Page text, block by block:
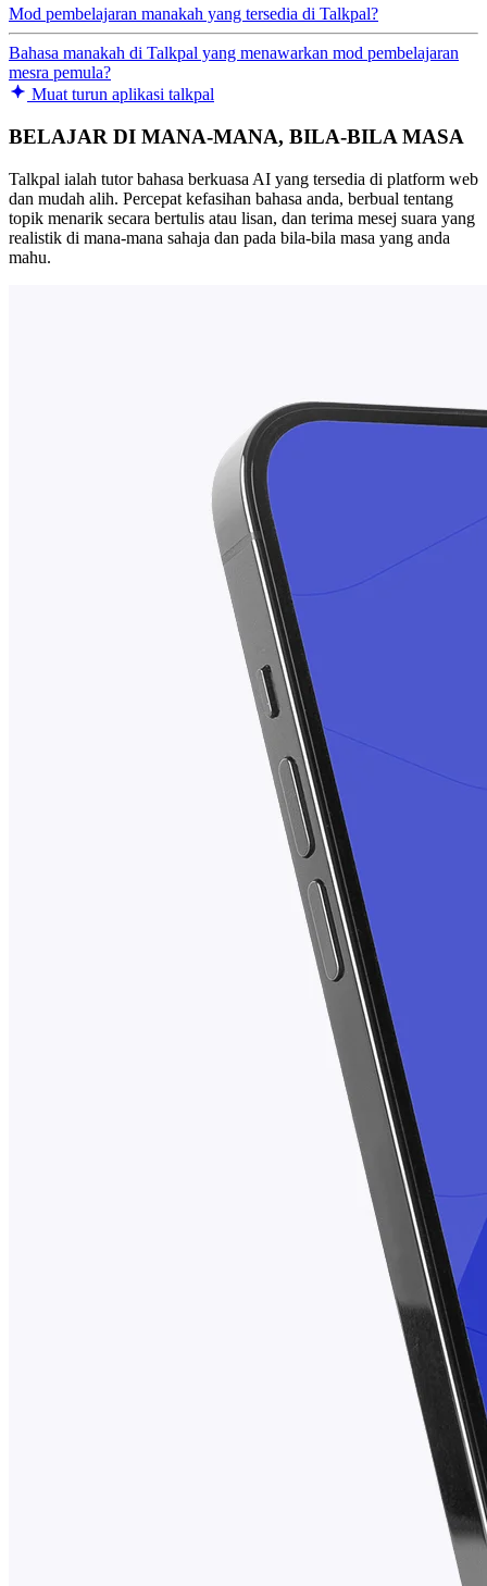
Mod pembelajaran manakah yang tersedia di Talkpal?
Bahasa manakah di Talkpal yang menawarkan mod pembelajaran
mesra pemula?
Muat turun aplikasi talkpal
BELAJAR DI MANA-MANA, BILA-BILA MASA
Talkpal ialah tutor bahasa berkuasa AI yang tersedia di platform web
dan mudah alih. Percepat kefasihan bahasa anda, berbual tentang
topik menarik secara bertulis atau lisan, dan terima mesej suara yang
realistik di mana-mana sahaja dan pada bila-bila masa yang anda
mahu.